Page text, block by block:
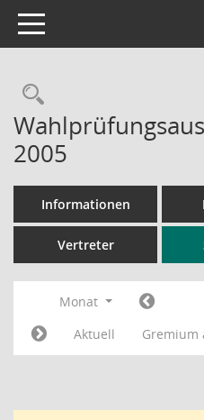
Toggle navigation
2005
Informationen
Vertreter
Monat
Aktuell
Gremium